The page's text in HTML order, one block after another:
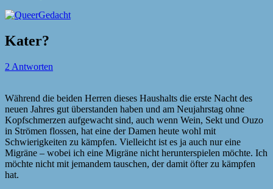
Kater?
2 Antworten
Während die beiden Herren dieses Haushalts die erste Nacht des
neuen Jahres gut überstanden haben und am Neujahrstag ohne
Kopfschmerzen aufgewacht sind, auch wenn Wein, Sekt und Ouzo
in Strömen flossen, hat eine der Damen heute wohl mit
Schwierigkeiten zu kämpfen. Vielleicht ist es ja auch nur eine
Migräne – wobei ich eine Migräne nicht herunterspielen möchte. Ich
möchte nicht mit jemandem tauschen, der damit öfter zu kämpfen
hat.